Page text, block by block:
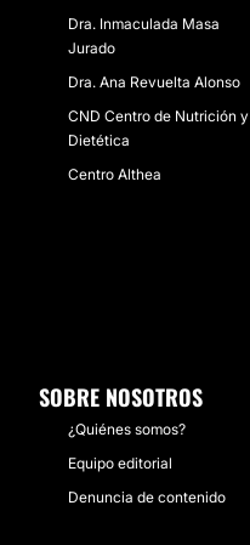
Dra. Inmaculada Masa
Jurado
Dra. Ana Revuelta Alonso
CND Centro de Nutrición y
Dietética
Centro Althea
SOBRE NOSOTROS
¿Quiénes somos?
Equipo editorial
Denuncia de contenido